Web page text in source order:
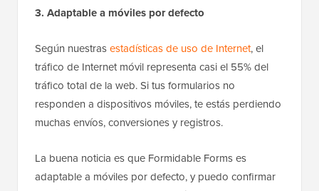
3. Adaptable a móviles por defecto
Según nuestrasestadísticas de uso de Internet, el
tráfico de Internet móvil representa casi el 55% del
tráfico total de la web. Si tus formularios no
responden a dispositivos móviles, te estás perdiendo
muchas envíos, conversiones y registros.
La buena noticia es que Formidable Forms es
adaptable a móviles por defecto, y puedo confirmar